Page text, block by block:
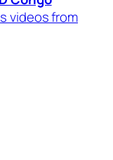
videos from